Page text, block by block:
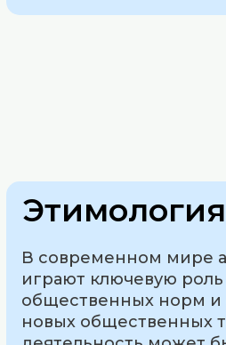
В современном мире
играют ключевую
общественных норм
новых общественных